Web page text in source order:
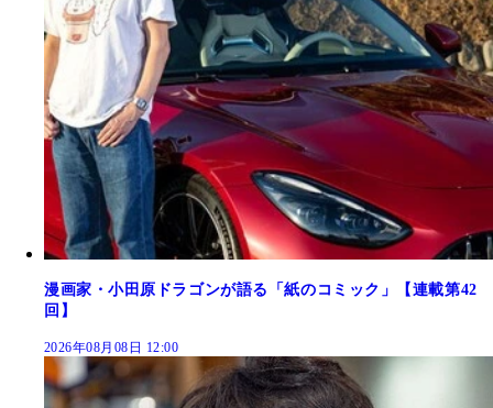
漫画家・小田原ドラゴンが語る「紙のコミック」【連載第42
回】
2026年08月08日 12:00